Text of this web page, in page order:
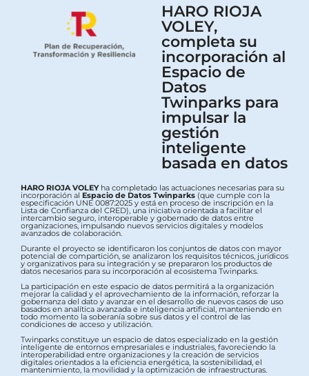
HARO RIOJA
VOLEY,
completa su
incorporación al
Espacio de
Datos
Twinparks para
impulsar la
gestión
inteligente
basada en datos
HARO RIOJA VOLEYha completado las actuaciones necesarias para su
incorporación al Espacio de Datos Twinparks (que cumple con la
especificación UNE 0087:2025 y está en proceso de inscripción en la
Lista de Confianza del CRED), una iniciativa orientada a facilitar el
intercambio seguro, interoperable y gobernado de datos entre
organizaciones, impulsando nuevos servicios digitales y modelos
avanzados de colaboración.
Durante el proyecto se identificaron los conjuntos de datos con mayor
potencial de compartición, se analizaron los requisitos técnicos, jurídicos
y organizativos para su integración y se prepararon los productos de
datos necesarios para su incorporación al ecosistema Twinparks.
La participación en este espacio de datos permitirá a la organización
mejorar la calidad y el aprovechamiento de la información, reforzar la
gobernanza del dato y avanzar en el desarrollo de nuevos casos de uso
basados en analítica avanzada e inteligencia artificial, manteniendo en
todo momento la soberanía sobre sus datos y el control de las
condiciones de acceso y utilización.
Twinparks constituye un espacio de datos especializado en la gestión
inteligente de entornos empresariales e industriales, favoreciendo la
interoperabilidad entre organizaciones y la creación de servicios
digitales orientados a la eficiencia energética, la sostenibilidad, el
mantenimiento, la movilidad y la optimización de infraestructuras.